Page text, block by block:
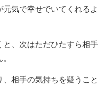
気で幸せでいてくれるよ
と、次はただひたすら相手
相手の気持ちを疑うこと